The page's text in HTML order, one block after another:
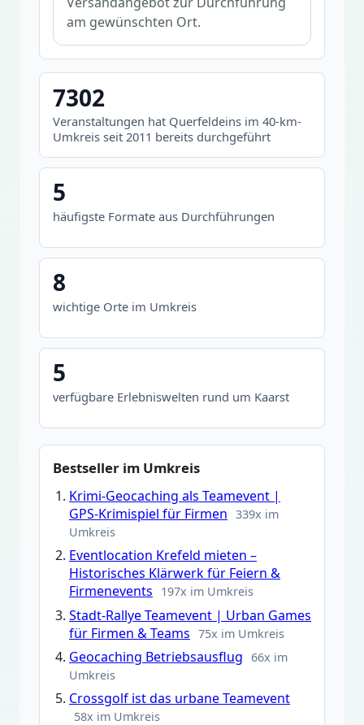
am gewünschten Ort.
7302
Veranstaltungen hat Querfeldeins im 40-km-
Umkreis seit 2011 bereits durchgeführt
5
häufigste Formate aus Durchführungen
8
wichtige Orte im Umkreis
5
verfügbare Erlebniswelten rund um Kaarst
Bestseller im Umkreis
Krimi-Geocaching als Teamevent |
GPS-Krimispiel für Firmen 339x im
Umkreis
Eventlocation Krefeld mieten –
Historisches Klärwerk für Feiern &
Firmenevents
197x im Umkreis
Stadt-Rallye Teamevent | Urban Games
für Firmen & Teams 75x im Umkreis
Geocaching Betriebsausflug 66x im
Umkreis
Crossgolf ist das urbane Teamevent
58x im Umkreis